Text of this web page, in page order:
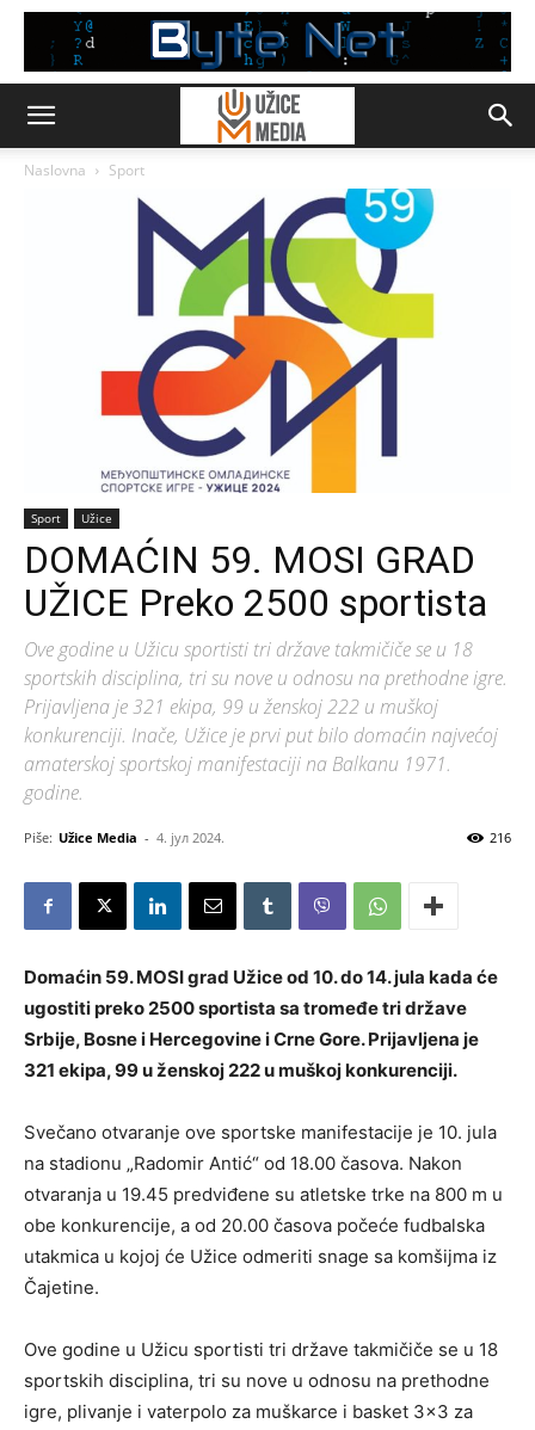
Naslovna Sport
Sport Užice
DOMAĆIN 59. MOSI GRAD
UŽICE Preko 2500 sportista
Ove godine u Užicu sportisti tri države takmičiče se u 18
sportskih disciplina, tri su nove u odnosu na prethodne igre.
Prijavljena je 321 ekipa, 99 u ženskoj 222 u muškoj
konkurenciji. Inače, Užice je prvi put bilo domaćin najvećoj
amaterskoj sportskoj manifestaciji na Balkanu 1971.
godine.
Piše: Užice Media - 4. јул 2024. 216
Domaćin 59. MOSI grad Užice od 10. do 14. jula kada će
ugostiti preko 2500 sportista sa tromeđe tri države
Srbije, Bosne i Hercegovine i Crne Gore. Prijavljena je
321 ekipa, 99 u ženskoj 222 u muškoj konkurenciji.
Svečano otvaranje ove sportske manifestacije je 10. jula
na stadionu „Radomir Antić“ od 18.00 časova. Nakon
otvaranja u 19.45 predviđene su atletske trke na 800 m u
obe konkurencije, a od 20.00 časova počeće fudbalska
utakmica u kojoj će Užice odmeriti snage sa komšijma iz
Čajetine.
Ove godine u Užicu sportisti tri države takmičiče se u 18
sportskih disciplina, tri su nove u odnosu na prethodne
igre, plivanje i vaterpolo za muškarce i basket 3×3 za